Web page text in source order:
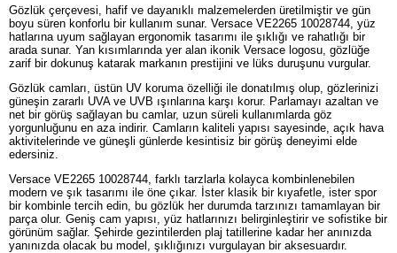
Gözlük çerçevesi, hafif ve dayanıklı malzemelerden üretilmiştir ve gün
boyu süren konforlu bir kullanım sunar. Versace VE2265 10028744, yüz
hatlarına uyum sağlayan ergonomik tasarımı ile şıklığı ve rahatlığı bir
arada sunar. Yan kısımlarında yer alan ikonik Versace logosu, gözlüğe
zarif bir dokunuş katarak markanın prestijini ve lüks duruşunu vurgular.
Gözlük camları, üstün UV koruma özelliği ile donatılmış olup, gözlerinizi
güneşin zararlı UVA ve UVB ışınlarına karşı korur. Parlamayı azaltan ve
net bir görüş sağlayan bu camlar, uzun süreli kullanımlarda göz
yorgunluğunu en aza indirir. Camların kaliteli yapısı sayesinde, açık hava
aktivitelerinde ve güneşli günlerde kesintisiz bir görüş deneyimi elde
edersiniz.
Versace VE2265 10028744, farklı tarzlarla kolayca kombinlenebilen
modern ve şık tasarımı ile öne çıkar. İster klasik bir kıyafetle, ister spor
bir kombinle tercih edin, bu gözlük her durumda tarzınızı tamamlayan bir
parça olur. Geniş cam yapısı, yüz hatlarınızı belirginleştirir ve sofistike bir
görünüm sağlar. Şehirde gezintilerden plaj tatillerine kadar her anınızda
yanınızda olacak bu model, şıklığınızı vurgulayan bir aksesuardır.